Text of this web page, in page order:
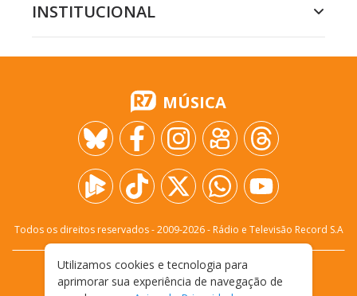
INSTITUCIONAL
MÚSICA
Todos os direitos reservados - 2009-2026- Rádio e Televisão Record S.A
FALE CONOSCO
PRIVACIDADE
TERMOS E CONDIÇÕES DE USO
Utilizamos cookies e tecnologia para
aprimorar sua experiência de navegação de